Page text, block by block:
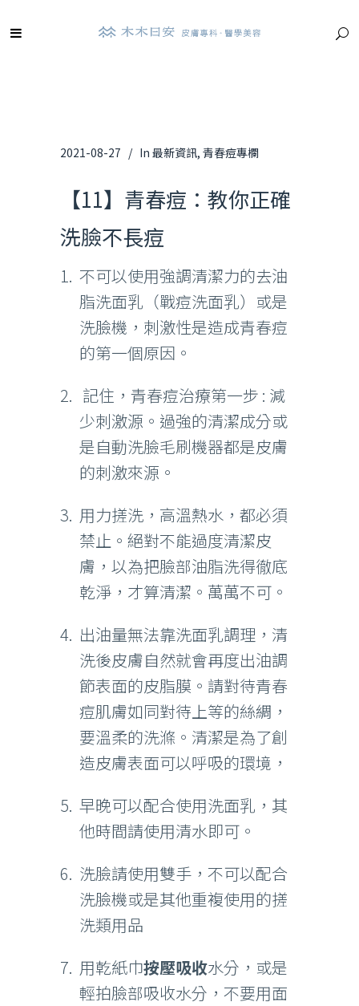
2021-08-27 In 最新資訊, 青春痘專欄
【11】青春痘：教你正確
洗臉不長痘
不可以使用強調清潔力的去油
脂洗面乳（戰痘洗面乳）或是
洗臉機，刺激性是造成青春痘
的第一個原因。
記住，青春痘治療第一步 : 減
少刺激源。過強的清潔成分或
是自動洗臉毛刷機器都是皮膚
的刺激來源。
用力搓洗，高溫熱水，都必須
禁止。絕對不能過度清潔皮
膚，以為把臉部油脂洗得徹底
乾淨，才算清潔。萬萬不可。
出油量無法靠洗面乳調理，清
洗後皮膚自然就會再度出油調
節表面的皮脂膜。請對待青春
痘肌膚如同對待上等的絲綢，
要溫柔的洗滌。清潔是為了創
造皮膚表面可以呼吸的環境，
早晚可以配合使用洗面乳，其
他時間請使用清水即可。
洗臉請使用雙手，不可以配合
洗臉機或是其他重複使用的搓
洗類用品
用乾紙巾按壓吸收水分，或是
輕拍臉部吸收水分，不要用面